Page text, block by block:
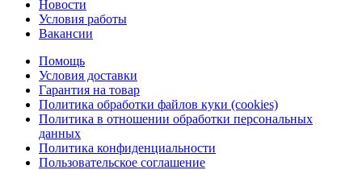
Новости
Условия работы
Вакансии
Помощь
Условия доставки
Гарантия на товар
Политика обработки файлов куки (cookies)
Политика в отношении обработки персональных
данных
Политика конфиденциальности
Пользовательское соглашение